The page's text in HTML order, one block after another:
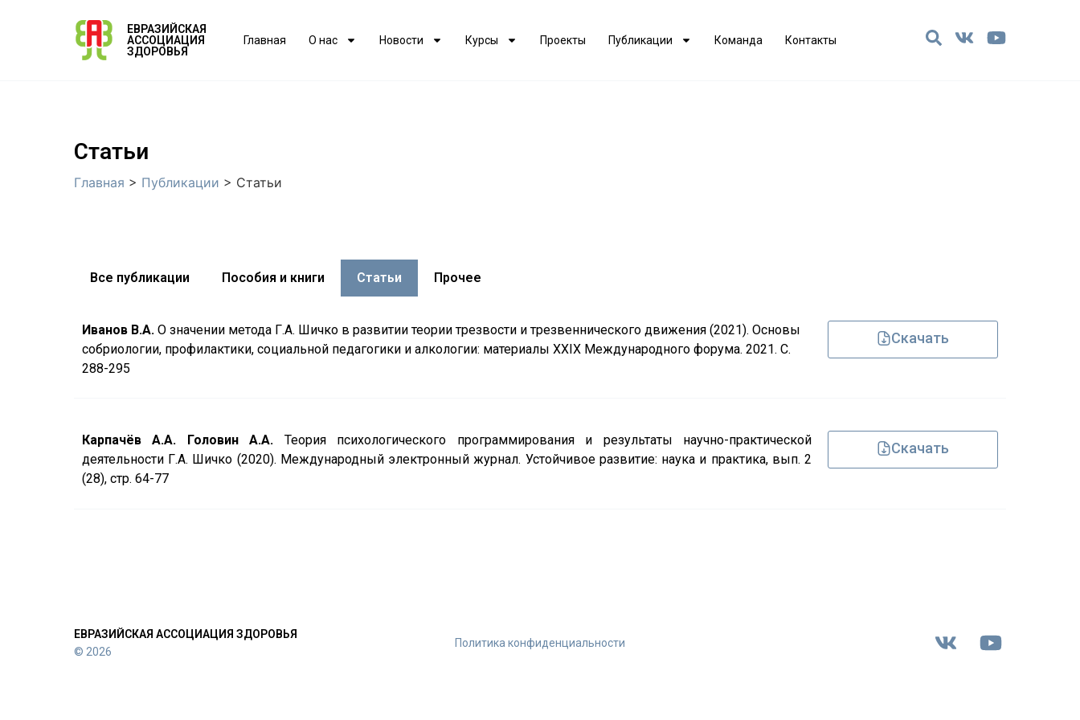
ЕВРАЗИЙСКАЯ
АССОЦИАЦИЯ
ЗДОРОВЬЯ
Главная О нас Новости Курсы Проекты Публикации Команда Контакты
Статьи
Главная > Публикации > Статьи
Все публикации Пособия и книги Статьи Прочее
Иванов В.А. О значении метода Г.А. Шичко в развитии теории трезвости и трезвеннического движения (2021). Основы
собриологии, профилактики, социальной педагогики и алкологии: материалы XXIX Международного форума. 2021. С.
288-295
Скачать
Карпачёв А.А. Головин А.А. Теория психологического программирования и результаты научно-практической
деятельности Г.А. Шичко (2020). Международный электронный журнал. Устойчивое развитие: наука и практика, вып. 2
(28), стр. 64-77
Скачать
ЕВРАЗИЙСКАЯ АССОЦИАЦИЯ ЗДОРОВЬЯ
© 2026
Политика конфиденциальности